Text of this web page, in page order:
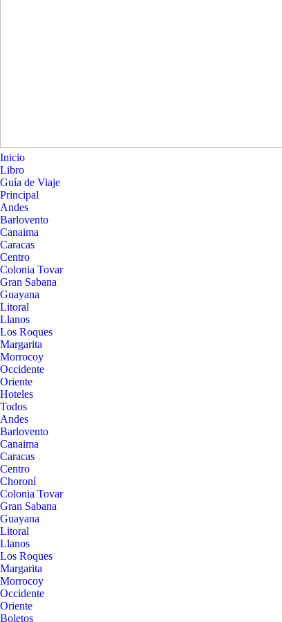
Inicio
Libro
Guía de Viaje
Principal
Andes
Barlovento
Canaima
Caracas
Centro
Colonia Tovar
Gran Sabana
Guayana
Litoral
Llanos
Los Roques
Margarita
Morrocoy
Occidente
Oriente
Hoteles
Todos
Andes
Barlovento
Canaima
Caracas
Centro
Choroní
Colonia Tovar
Gran Sabana
Guayana
Litoral
Llanos
Los Roques
Margarita
Morrocoy
Occidente
Oriente
Boletos